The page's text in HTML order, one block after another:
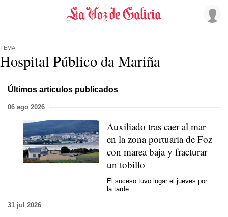
TEMA
Hospital Público da Mariña
Últimos artículos publicados
06 ago 2026
Auxiliado tras caer al mar
en la zona portuaria de Foz
con marea baja y fracturar
un tobillo
El suceso tuvo lugar el jueves por
la tarde
31 jul 2026